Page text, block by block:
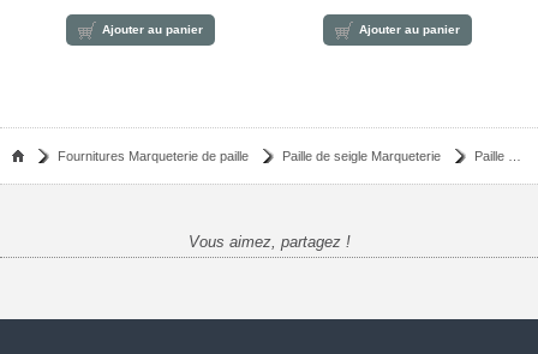
Ajouter au panier Ajouter au panier
Fournitures Marqueterie de paille Paille de seigle Marqueterie Paille de seigle aplanie - bleu colonial - 10 gr
Vous aimez, partagez !